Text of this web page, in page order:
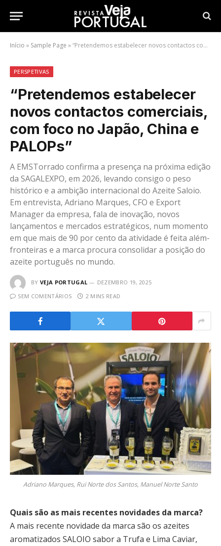
Início » Sample Page »“Pretendemos estabelecer novos contactos comerciais, com foco no Japão, China e PALOPs”
PERSPETIVAS
“Pretendemos estabelecer
novos contactos comerciais,
com foco no Japão, China e
PALOPs”
A EMSTorrado confirma a presença na próxima edição
da SAGALEXPO, em 2026, levando consigo o peso
histórico e a ambição internacional do Azeite Saloio.
Em entrevista, Adriano Marques, CFO e Export
Manager da empresa, fala de inovação, novos
lançamentos e mercados estratégicos, num momento
em que mais de 90 por cento da atividade é feita além-
fronteiras e a marca procura consolidar a posição do
azeite português no mundo.
BY VEJA PORTUGAL
DEZEMBRO 19, 2025
SEM COMENTÁRIOS
2 MINS READ
Adriano Marques, Rui Norte dos Santos, Manuel Norte Santo
Quais são as mais recentes novidades da marca?
A mais recente novidade da marca são os azeites
aromatizados SALOIO sabor a Trufa e Lima Caviar,